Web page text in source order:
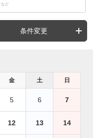
など
条件変更
金 土 日
5 6 7
12 13 14